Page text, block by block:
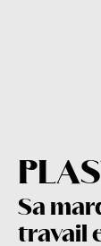
Sa
travail